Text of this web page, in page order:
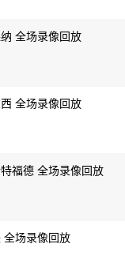
全场录像回放
全场录像回放
福德 全场录像回放
全场录像回放